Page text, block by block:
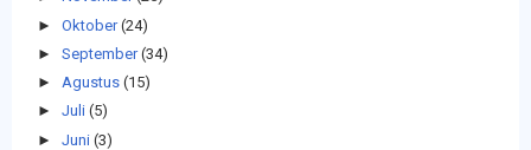
► Oktober (24)
► September (34)
► Agustus (15)
► Juli (5)
► Juni (3)